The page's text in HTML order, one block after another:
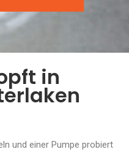
in
und einer Pumpe probiert